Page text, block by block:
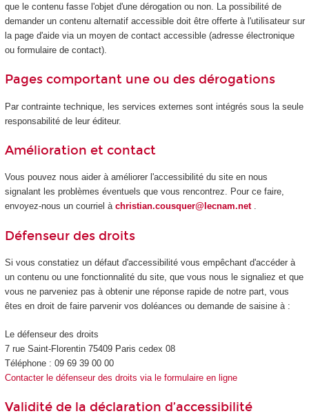
que le contenu fasse l'objet d'une dérogation ou non. La possibilité de
demander un contenu alternatif accessible doit être offerte à l'utilisateur sur
la page d'aide via un moyen de contact accessible (adresse électronique
ou formulaire de contact).
Pages comportant une ou des dérogations
Par contrainte technique, les services externes sont intégrés sous la seule
responsabilité de leur éditeur.
Amélioration et contact
Vous pouvez nous aider à améliorer l'accessibilité du site en nous
signalant les problèmes éventuels que vous rencontrez. Pour ce faire,
envoyez-nous un courriel à christian.cousquer@lecnam.net .
Défenseur des droits
Si vous constatiez un défaut d'accessibilité vous empêchant d'accéder à
un contenu ou une fonctionnalité du site, que vous nous le signaliez et que
vous ne parveniez pas à obtenir une réponse rapide de notre part, vous
êtes en droit de faire parvenir vos doléances ou demande de saisine à :
Le défenseur des droits
7 rue Saint-Florentin 75409 Paris cedex 08
Téléphone : 09 69 39 00 00
Contacter le défenseur des droits via le formulaire en ligne
Validité de la déclaration d’accessibilité